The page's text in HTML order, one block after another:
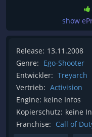
show
Release: 13.11.2008
Genre: Ego-Shooter
Entwickler: Treyarch
Vertrieb: Activision
Engine: keine Infos
Kopierschutz: keine
Franchise: Call of